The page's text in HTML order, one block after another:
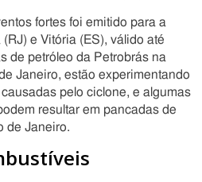
fortes foi emitido para a
e Vitória (ES), válido até
de petróleo da Petrobrás na
Janeiro, estão experimentando
pelo ciclone, e algumas
resultar em pancadas de
de Janeiro.